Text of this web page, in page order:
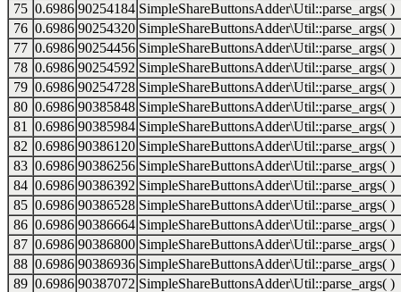
75 0.6986 90254184 SimpleShareButtonsAdder\Util::parse_args( )
76 0.6986 90254320 SimpleShareButtonsAdder\Util::parse_args( )
77 0.6986 90254456 SimpleShareButtonsAdder\Util::parse_args( )
78 0.6986 90254592 SimpleShareButtonsAdder\Util::parse_args( )
79 0.6986 90254728 SimpleShareButtonsAdder\Util::parse_args( )
80 0.6986 90385848 SimpleShareButtonsAdder\Util::parse_args( )
81
0.6986 90385984 SimpleShareButtonsAdder\Util::parse_args( )
82 0.6986 90386120 SimpleShareButtonsAdder\Util::parse_args( )
83 0.6986 90386256 SimpleShareButtonsAdder\Util::parse_args( )
84 0.6986 90386392 SimpleShareButtonsAdder\Util::parse_args( )
85 0.6986 90386528 SimpleShareButtonsAdder\Util::parse_args( )
86 0.6986 90386664 SimpleShareButtonsAdder\Util::parse_args( )
87 0.6986 90386800 SimpleShareButtonsAdder\Util::parse_args( )
88 0.6986 90386936 SimpleShareButtonsAdder\Util::parse_args( )
89 0.6986 90387072 SimpleShareButtonsAdder\Util::parse_args( )